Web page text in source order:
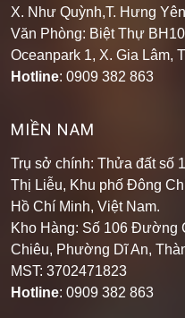
X. Như Quỳnh,T. Hưng Yên
Văn Phòng: Biệt Thự
Oceanpark 1, X. Gia Lâm,
Hotline: 0909 382 863
MIỀN NAM
Trụ sở chính: Thửa đất số
Thị Liễu, Khu phố Đông
Hồ Chí Minh, Việt Nam.
Kho Hàng: Số 106 Đường
Chiêu, Phường Dĩ An,
MST: 3702471823
Hotline: 0909 382 863